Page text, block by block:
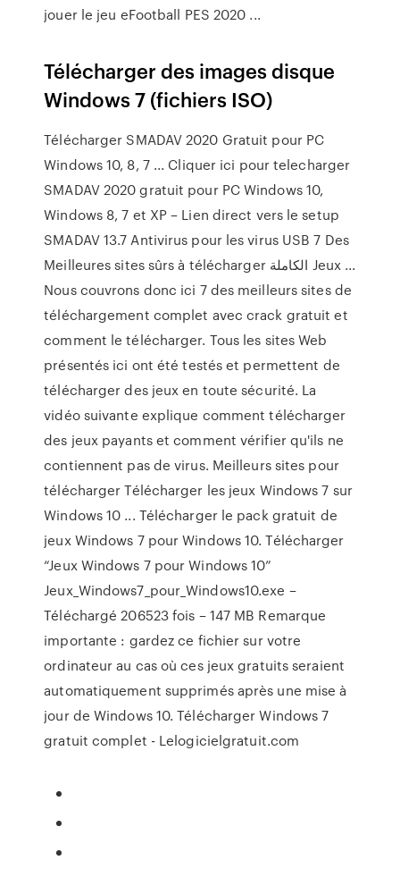
jouer le jeu eFootball PES 2020 ...
Télécharger des images disque
Windows 7 (fichiers ISO)
Télécharger SMADAV 2020 Gratuit pour PC
Windows 10, 8, 7 ... Cliquer ici pour telecharger
SMADAV 2020 gratuit pour PC Windows 10,
Windows 8, 7 et XP – Lien direct vers le setup
SMADAV 13.7 Antivirus pour les virus USB 7 Des
Meilleures sites sûrs à télécharger الكاملة Jeux ...
Nous couvrons donc ici 7 des meilleurs sites de
téléchargement complet avec crack gratuit et
comment le télécharger. Tous les sites Web
présentés ici ont été testés et permettent de
télécharger des jeux en toute sécurité. La
vidéo suivante explique comment télécharger
des jeux payants et comment vérifier qu'ils ne
contiennent pas de virus. Meilleurs sites pour
télécharger Télécharger les jeux Windows 7 sur
Windows 10 ... Télécharger le pack gratuit de
jeux Windows 7 pour Windows 10. Télécharger
“Jeux Windows 7 pour Windows 10”
Jeux_Windows7_pour_Windows10.exe –
Téléchargé 206523 fois – 147 MB Remarque
importante : gardez ce fichier sur votre
ordinateur au cas où ces jeux gratuits seraient
automatiquement supprimés après une mise à
jour de Windows 10. Télécharger Windows 7
gratuit complet - Lelogicielgratuit.com